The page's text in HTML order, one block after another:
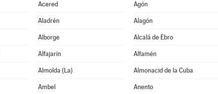
Acered Agón
Aladrén Alagón
Alborge Alcalá de Ebro
Alfajarín Alfamén
Almolda (La) Almonacid de la Cuba
Ambel Anento